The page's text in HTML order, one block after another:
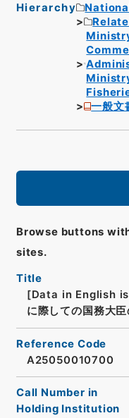
Hierarchy
一般文
Browse buttons
sites.
Title
[Data in English
に際しての国務大
Reference Code
A25050010700
Call Number in
Holding Institution